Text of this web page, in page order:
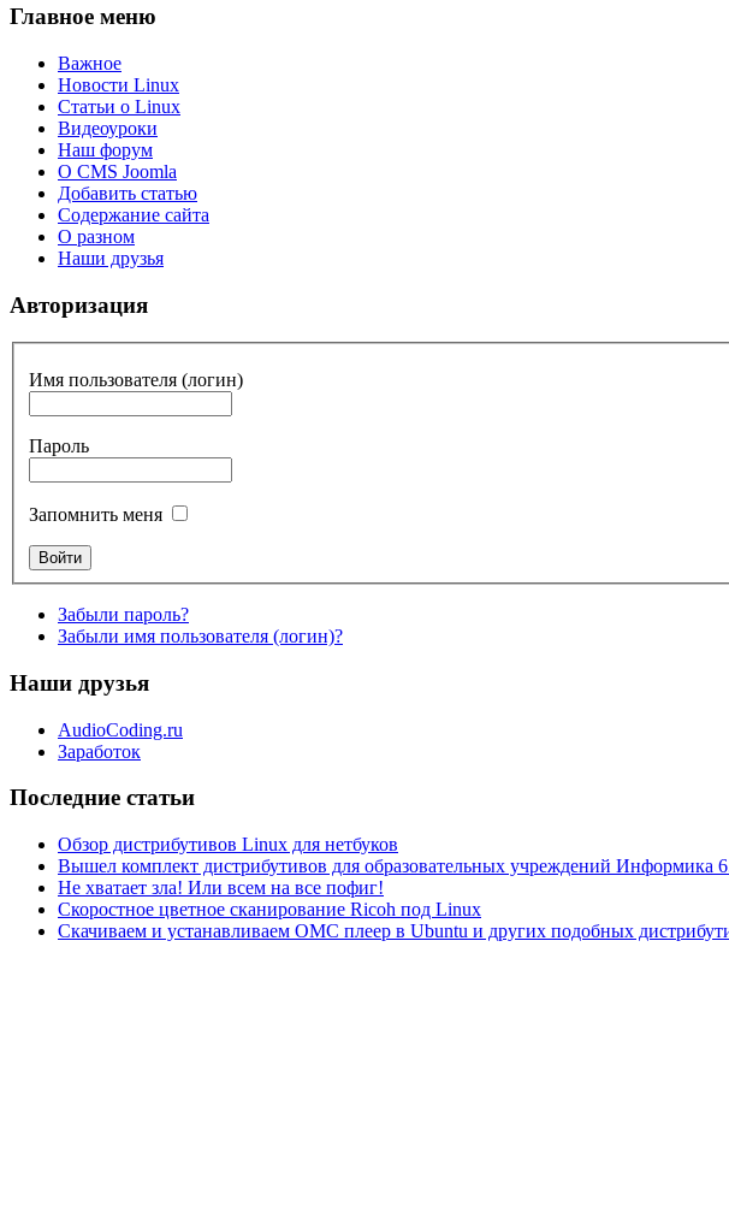
Главное меню
Важное
Новости Linux
Статьи о Linux
Видеоуроки
Наш форум
О CMS Joomla
Добавить статью
Содержание сайта
О разном
Наши друзья
Авторизация
Имя пользователя (логин)
Пароль
Запомнить меня
Забыли пароль?
Забыли имя пользователя (логин)?
Наши друзья
AudioCoding.ru
Заработок
Последние статьи
Обзор дистрибутивов Linux для нетбуков
Вышел комплект дистрибутивов для образовательных учреждений Информика
Не хватает зла! Или всем на все пофиг!
Скоростное цветное сканирование Ricoh под Linux
Скачиваем и устанавливаем ОМС плеер в Ubuntu и других подобных